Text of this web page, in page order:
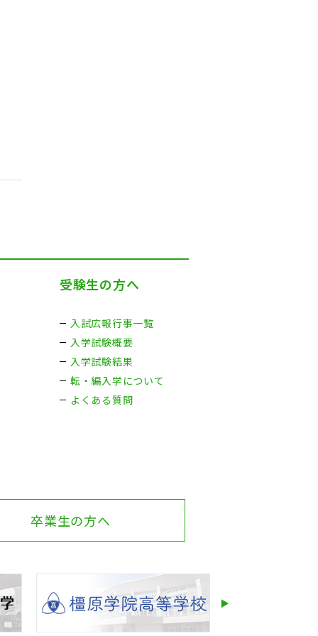
受験生の方へ
入試広報行事一覧
入学試験概要
入学試験結果
転・編入学について
よくある質問
卒業生の方へ